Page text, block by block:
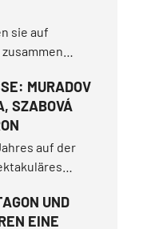
sie auf
Käfig
Vémola riss
Jahrhundert-
MURADOV
SZABOVÁ
auf der
Muradov für
als er Will
UND
EINE